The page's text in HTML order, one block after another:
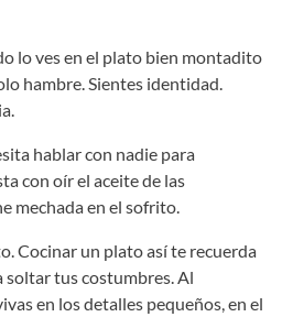
lo ves en el plato bien montadito
hambre. Sientes identidad.
hablar con nadie para
con oír el aceite de las
mechada en el sofrito.
Cocinar un plato así te recuerda
soltar tus costumbres. Al
en los detalles pequeños, en el